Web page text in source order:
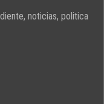
noticias, politica